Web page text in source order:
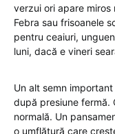
verzui ori apare
Febra sau frisoanele
pentru ceaiuri,
luni, dacă e vineri
Un alt semn
după presiune fermă.
normală. Un
o umflătură care